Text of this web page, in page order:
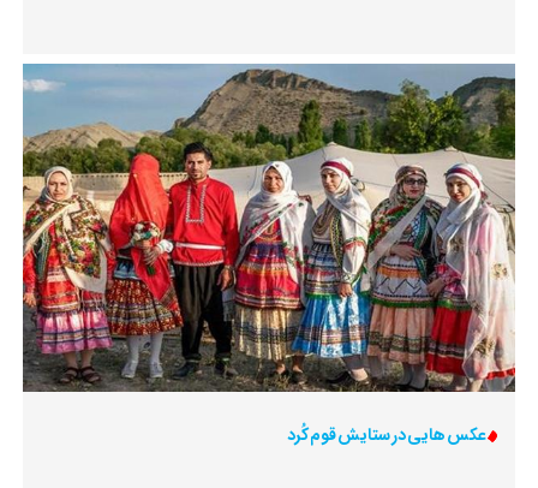
عکس هایی در ستایش قوم کُرد